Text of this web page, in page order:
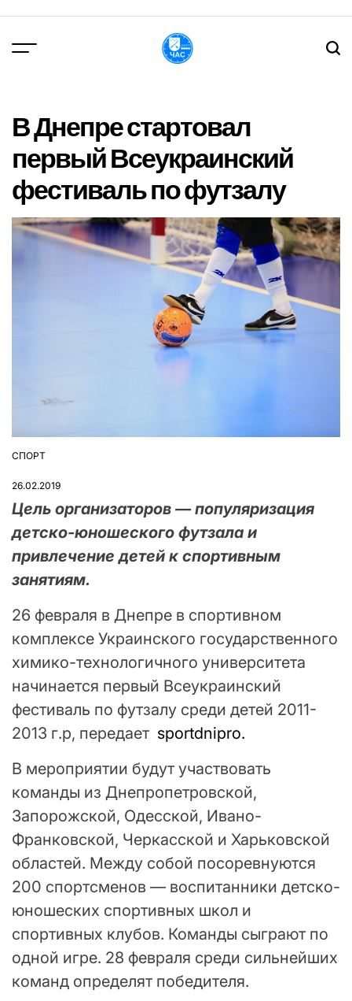
вмісту
В Днепре стартовал
первый Всеукраинский
фестиваль по футзалу
ОПУБЛІКУВАТИ
СПОРТ
26.02.2019
Цель организаторов — популяризация
детско-юношеского футзала и
привлечение детей к спортивным
занятиям.
26 февраля в Днепре в спортивном
комплексе Украинского государственного
химико-технологичного университета
начинается первый Всеукраинский
фестиваль по футзалу среди детей 2011-
2013 г.р, передает sportdnipro.
В мероприятии будут участвовать
команды из Днепропетровской,
Запорожской, Одесской, Ивано-
Франковской, Черкасской и Харьковской
областей. Между собой посоревнуются
200 спортсменов — воспитанники детско-
юношеских спортивных школ и
спортивных клубов. Команды сыграют по
одной игре. 28 февраля среди сильнейших
команд определят победителя.